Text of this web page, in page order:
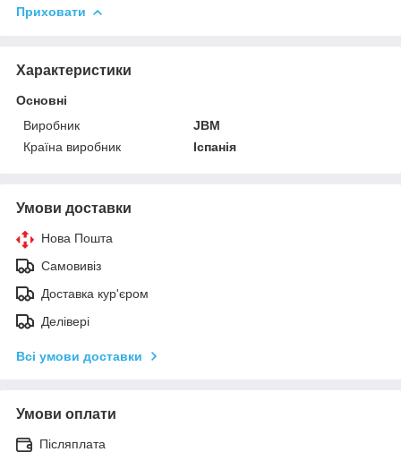
Приховати
Характеристики
Основні
Виробник
JBM
Країна виробник
Іспанія
Умови доставки
Нова Пошта
Самовивіз
Доставка кур'єром
Делівері
Всі умови доставки
Умови оплати
Післяплата